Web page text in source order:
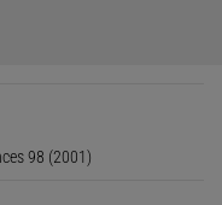
98 (2001)